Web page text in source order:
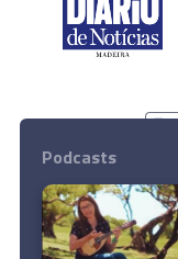
José Gomes
© 2023
Podcasts